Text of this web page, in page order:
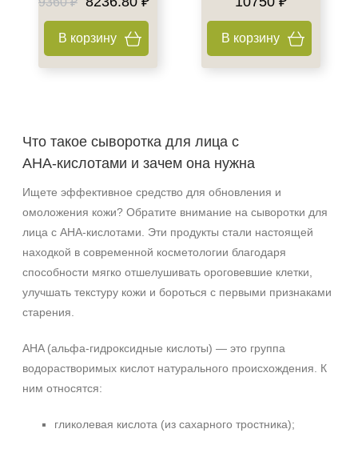
В корзину В корзину
Что такое сыворотка для лица с
AHA‑кислотами и зачем она нужна
Ищете эффективное средство для обновления и
омоложения кожи? Обратите внимание на сыворотки для
лица с AHA‑кислотами. Эти продукты стали настоящей
находкой в современной косметологии благодаря
способности мягко отшелушивать ороговевшие клетки,
улучшать текстуру кожи и бороться с первыми признаками
старения.
AHA (альфа‑гидроксидные кислоты) — это группа
водорастворимых кислот натурального происхождения. К
ним относятся:
гликолевая кислота (из сахарного тростника);